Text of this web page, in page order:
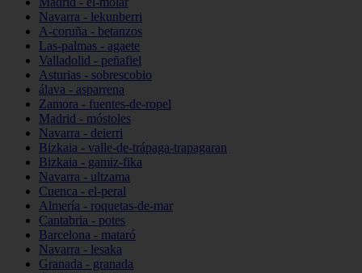
Navarra - lekunberri
A-coruña - betanzos
Las-palmas - agaete
Valladolid - peñafiel
Asturias - sobrescobio
álava - asparrena
Zamora - fuentes-de-ropel
Madrid - móstoles
Navarra - deierri
Bizkaia - valle-de-trápaga-trapagaran
Bizkaia - gamiz-fika
Navarra - ultzama
Cuenca - el-peral
Almería - roquetas-de-mar
Cantabria - potes
Barcelona - mataró
Navarra - lesaka
Granada - granada